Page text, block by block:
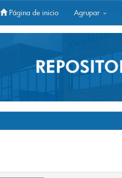
Página de inicio Agrupar